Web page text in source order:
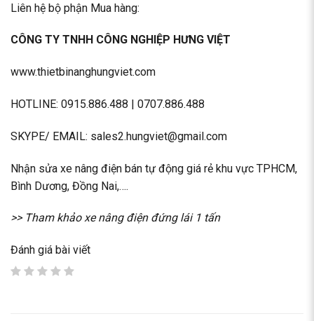
Liên hệ bộ phận Mua hàng:
CÔNG TY TNHH CÔNG NGHIỆP HƯNG VIỆT
www.thietbinanghungviet.com
HOTLINE: 0915.886.488 | 0707.886.488
SKYPE/ EMAIL: sales2.hungviet@gmail.com
Nhận sửa xe nâng điện bán tự động giá rẻ khu vực TPHCM,
Bình Dương, Đồng Nai,….
>> Tham khảoxe nâng điện đứng lái 1 tấn
Đánh giá bài viết